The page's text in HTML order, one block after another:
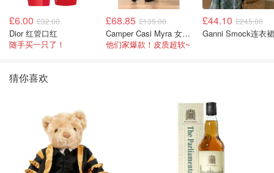
£6.00 £32.00
Dior 红管口红
随手买一只了！
£68.85 £135.00
Camper Casi Myra 女士乐福鞋
他们家爆款！皮质超软~
£44.10 £245.00
Ganni Smock连衣裙
猜你喜欢